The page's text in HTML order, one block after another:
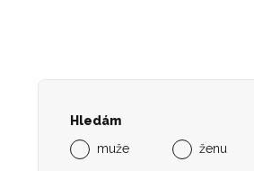
Hledám
muže
ženu